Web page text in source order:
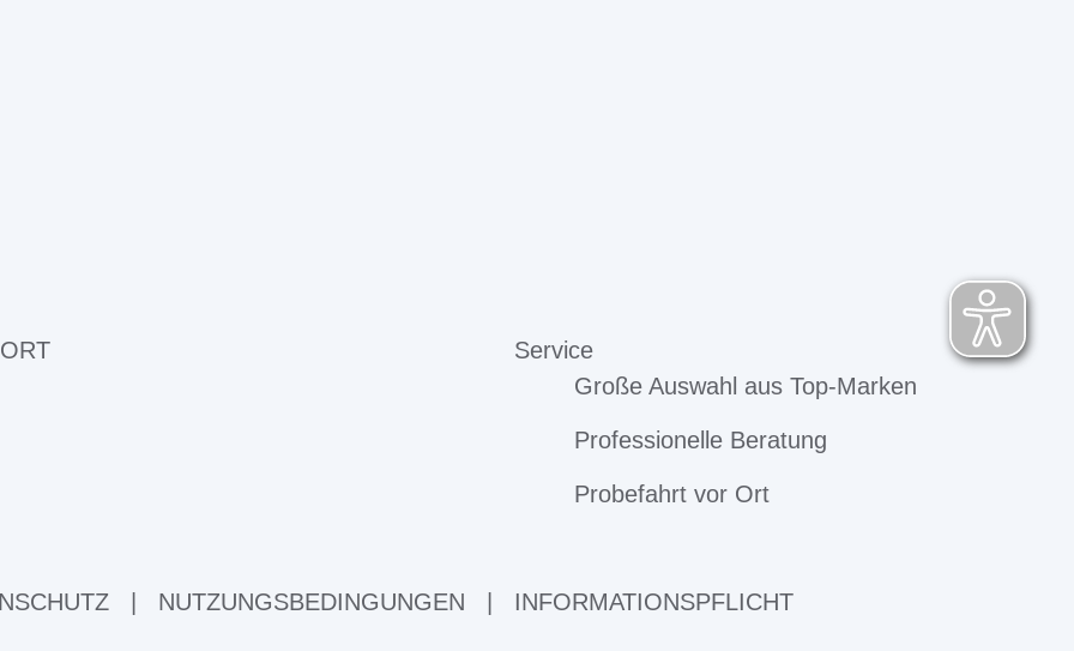
Service
Große Auswahl aus Top-Marken
Professionelle Beratung
Probefahrt vor Ort
NUTZUNGSBEDINGUNGEN INFORMATIONSPFLICHT